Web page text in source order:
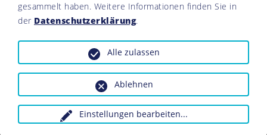
© 2026 Naturpark Steigerwald alle Rechte vorbehalten
gesammelt haben. Weitere Informationen finden Sie in
der Datenschutzerklärung.
Einstellungen bearbeiten...
Ablehnen
Alle zulassen